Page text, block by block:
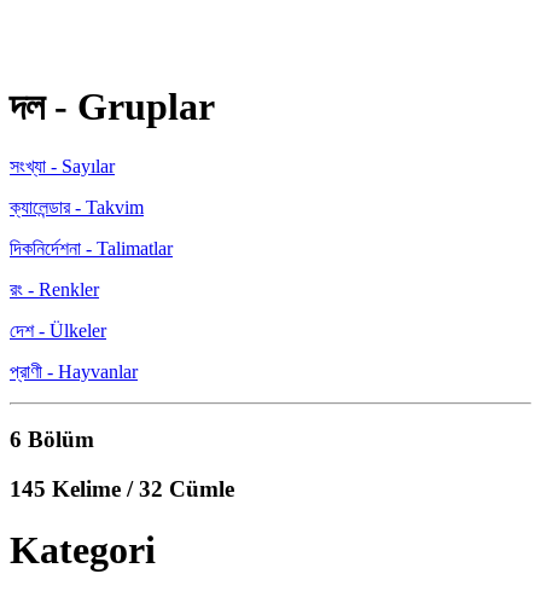
দল - Gruplar
সংখ্যা - Sayılar
ক্যালেন্ডার - Takvim
দিকনির্দেশনা - Talimatlar
রং - Renkler
দেশ - Ülkeler
প্রাণী - Hayvanlar
6 Bölüm
145 Kelime / 32 Cümle
Kategori